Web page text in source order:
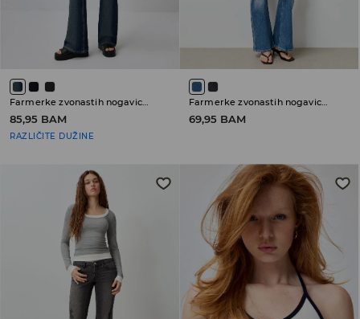
Farmerke zvonastih nogavica sa niskim strukom
85,95 BAM
RAZLIČITE DUŽINE
Farmerke zvonastih nogavica sa niskim strukom
69,95 BAM